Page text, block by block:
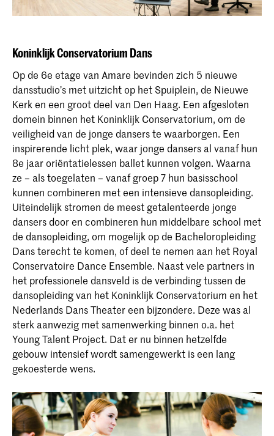
Koninklijk Conservatorium Dans
Op de 6e etage van Amare bevinden zich 5 nieuwe
dansstudio’s met uitzicht op het Spuiplein, de Nieuwe
Kerk en een groot deel van Den Haag. Een afgesloten
domein binnen het Koninklijk Conservatorium, om de
veiligheid van de jonge dansers te waarborgen. Een
inspirerende licht plek, waar jonge dansers al vanaf hun
8e jaar oriëntatielessen ballet kunnen volgen. Waarna
ze – als toegelaten – vanaf groep 7 hun basisschool
kunnen combineren met een intensieve dansopleiding.
Uiteindelijk stromen de meest getalenteerde jonge
dansers door en combineren hun middelbare school met
de dansopleiding, om mogelijk op de Bacheloropleiding
Dans terecht te komen, of deel te nemen aan het Royal
Conservatoire Dance Ensemble. Naast vele partners in
het professionele dansveld is de verbinding tussen de
dansopleiding van het Koninklijk Conservatorium en het
Nederlands Dans Theater een bijzondere. Deze was al
sterk aanwezig met samenwerking binnen o.a. het
Young Talent Project. Dat er nu binnen hetzelfde
gebouw intensief wordt samengewerkt is een lang
gekoesterde wens.